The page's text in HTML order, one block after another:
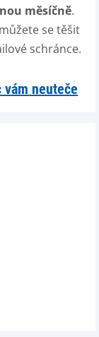
měsíčně.
se těšit
schránce.
neuteče